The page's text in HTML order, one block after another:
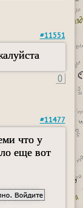
#11551
0
#11477
что у
еще вот